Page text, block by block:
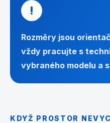
!
Rozměry jsou
vždy pracujte s
vybraného modelu a
KDYŽ PROSTOR